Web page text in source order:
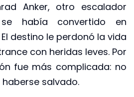
Anker, otro escalador
había convertido en
destino le perdonó la vida
con heridas leves. Por
fue más complicada: no
salvado.